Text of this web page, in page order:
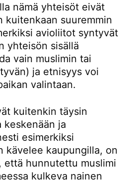
nämä yhteisöt eivät
kuitenkaan suuremmin
avioliitot syntyvät
yhteisön sisällä
vain muslimin tai
ja etnisyys voi
valintaan.
kuitenkin täysin
keskenään ja
esimerkiksi
kävelee kaupungilla, on
että hunnutettu muslimi
kulkeva nainen